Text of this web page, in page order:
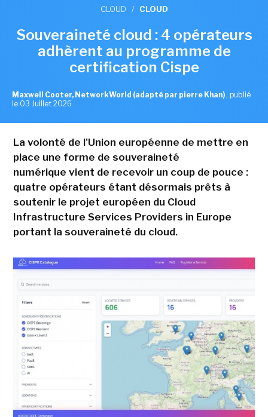
CLOUD / CLOUD
Souveraineté cloud : 4 opérateurs
adhèrent au programme de
certification Cispe
Maxwell Cooter, NetworkWorld (adapté par pierre Khan) , publié
le 03 Juillet 2026
La volonté de l'Union européenne de mettre en
place une forme de souveraineté
numérique vient de recevoir un coup de pouce :
quatre opérateurs étant désormais prêts à
soutenir le projet européen du Cloud
Infrastructure Services Providers in Europe
portant la souveraineté du cloud.